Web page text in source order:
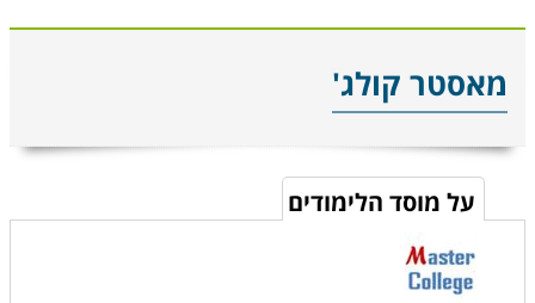
מאסטר קולג'
על מוסד הלימודים